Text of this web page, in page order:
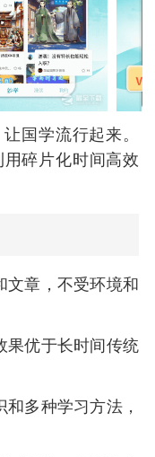
国学流行起来。
碎片化时间高效
文章，不受环境和
果优于长时间传统
多种学习方法，